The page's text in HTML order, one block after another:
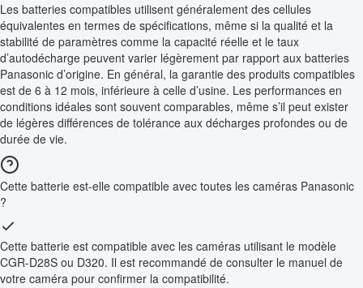
Les batteries compatibles utilisent généralement des cellules
équivalentes en termes de spécifications, même si la qualité et la
stabilité de paramètres comme la capacité réelle et le taux
d’autodécharge peuvent varier légèrement par rapport aux batteries
Panasonic d’origine. En général, la garantie des produits compatibles
est de 6 à 12 mois, inférieure à celle d’usine. Les performances en
conditions idéales sont souvent comparables, même s’il peut exister
de légères différences de tolérance aux décharges profondes ou de
durée de vie.
Cette batterie est-elle compatible avec toutes les caméras Panasonic
?
Cette batterie est compatible avec les caméras utilisant le modèle
CGR-D28S ou D320. Il est recommandé de consulter le manuel de
votre caméra pour confirmer la compatibilité.